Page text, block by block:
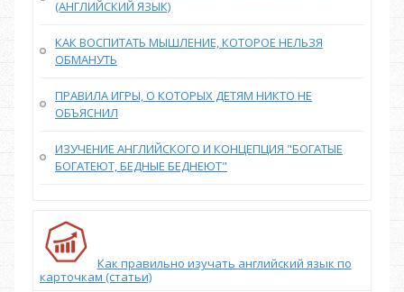
(АНГЛИЙСКИЙ ЯЗЫК)
КАК ВОСПИТАТЬ МЫШЛЕНИЕ, КОТОРОЕ НЕЛЬЗЯ
ОБМАНУТЬ
ПРАВИЛА ИГРЫ, О КОТОРЫХ ДЕТЯМ НИКТО НЕ
ОБЪЯСНИЛ
ИЗУЧЕНИЕ АНГЛИЙСКОГО И КОНЦЕПЦИЯ "БОГАТЫЕ
БОГАТЕЮТ, БЕДНЫЕ БЕДНЕЮТ"
Как правильно изучать английский язык по
карточкам (статьи)